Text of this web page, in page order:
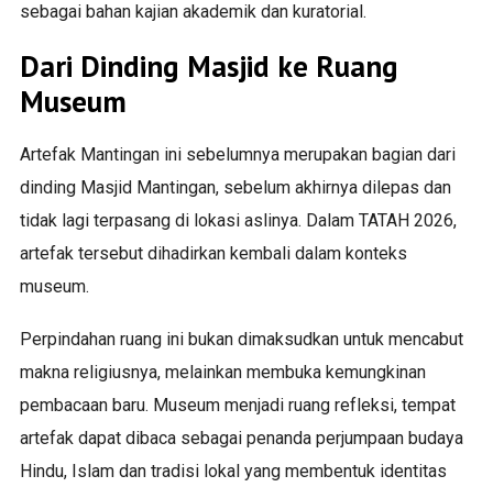
sebagai bahan kajian akademik dan kuratorial.
Dari Dinding Masjid ke Ruang
Museum
Artefak Mantingan ini sebelumnya merupakan bagian dari
dinding Masjid Mantingan, sebelum akhirnya dilepas dan
tidak lagi terpasang di lokasi aslinya. Dalam TATAH 2026,
artefak tersebut dihadirkan kembali dalam konteks
museum.
Perpindahan ruang ini bukan dimaksudkan untuk mencabut
makna religiusnya, melainkan membuka kemungkinan
pembacaan baru. Museum menjadi ruang refleksi, tempat
artefak dapat dibaca sebagai penanda perjumpaan budaya
Hindu, Islam dan tradisi lokal yang membentuk identitas